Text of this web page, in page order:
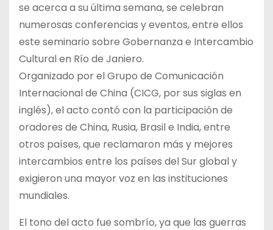
se acerca a su última semana, se celebran
numerosas conferencias y eventos, entre ellos
este seminario sobre Gobernanza e Intercambio
Cultural en Río de Janiero.
Organizado por el Grupo de Comunicación
Internacional de China (CICG, por sus siglas en
inglés), el acto contó con la participación de
oradores de China, Rusia, Brasil e India, entre
otros países, que reclamaron más y mejores
intercambios entre los países del Sur global y
exigieron una mayor voz en las instituciones
mundiales.
El tono del acto fue sombrío, ya que las guerras